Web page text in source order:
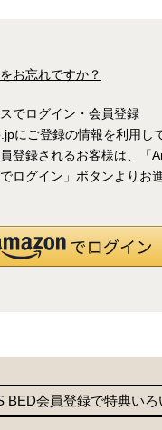
お忘れですか？
でログイン・会員登録
にご登録の情報を利用し
登録されるお客様は、「
ログイン」ボタンよりお
BED会員登録で特典いろ